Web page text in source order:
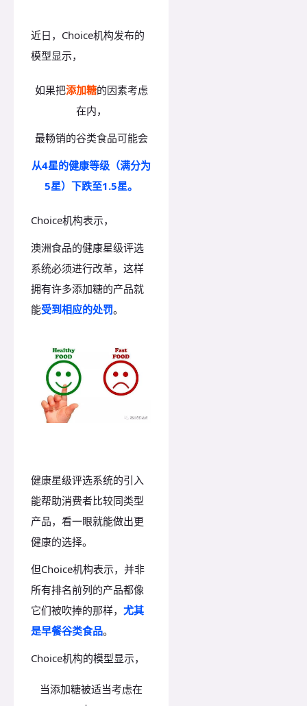
近日，Choice机构发布的
模型显示，
如果把添加糖的因素考虑
在内，
最畅销的谷类食品可能会
从4星的健康等级（满分为
5星）下跌至1.5星。
Choice机构表示，
澳洲食品的健康星级评选
系统必须进行改革，这样
拥有许多添加糖的产品就
能受到相应的处罚。
健康星级评选系统的引入
能帮助消费者比较同类型
产品，看一眼就能做出更
健康的选择。
但Choice机构表示，并非
所有排名前列的产品都像
它们被吹捧的那样， 尤其
是早餐谷类食品。
Choice机构的模型显示，
当添加糖被适当考虑在